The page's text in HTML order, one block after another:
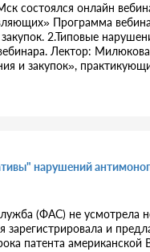
состоялся онлайн
Программа
2.Типовые
Лектор:
и закупок»,
нарушений
(ФАС) не усмотрела
и
патента